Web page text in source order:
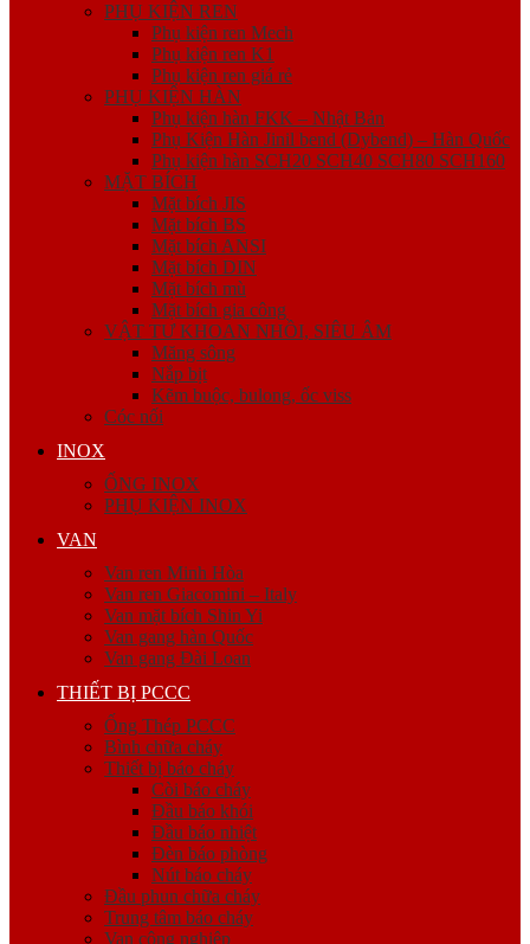
PHỤ KIỆN REN
Phụ kiện ren Mech
Phụ kiện ren K1
Phụ kiện ren giá rẻ
PHỤ KIỆN HÀN
Phụ kiện hàn FKK – Nhật Bản
Phụ Kiện Hàn Jinil bend (Dybend) – Hàn Quốc
Phụ kiện hàn SCH20 SCH40 SCH80 SCH160
MẶT BÍCH
Mặt bích JIS
Mặt bích BS
Mặt bích ANSI
Mặt bích DIN
Mặt bích mù
Mặt bích gia công
VẬT TƯ KHOAN NHỒI, SIÊU ÂM
Măng sông
Nắp bịt
Kẽm buộc, bulong, ốc viss
Cóc nối
INOX
ỐNG INOX
PHỤ KIỆN INOX
VAN
Van ren Minh Hòa
Van ren Giacomini – Italy
Van mặt bích Shin Yi
Van gang hàn Quốc
Van gang Đài Loan
THIẾT BỊ PCCC
Ống Thép PCCC
Bình chữa cháy
Thiết bị báo cháy
Còi báo cháy
Đầu báo khói
Đầu báo nhiệt
Đèn báo phòng
Nút báo cháy
Đầu phun chữa cháy
Trung tâm báo cháy
Van công nghiệp